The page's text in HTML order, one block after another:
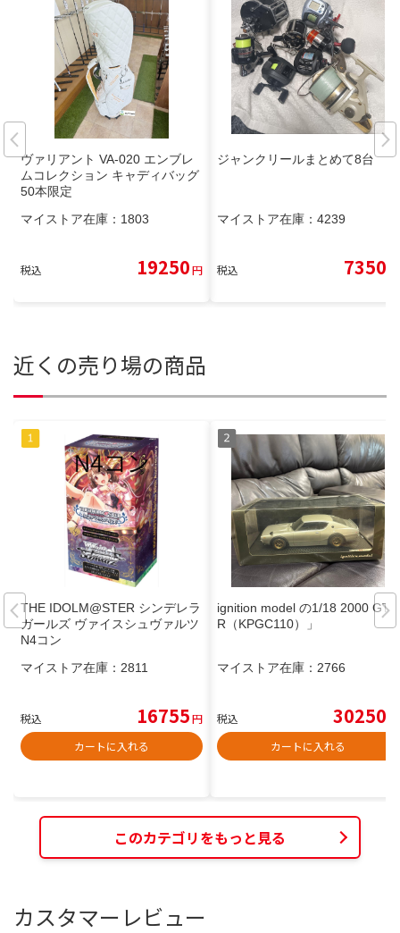
ヴァリアント VA-020 エンブレ
ムコレクション キャディバッグ
50本限定
マイストア在庫： 1803
税込 19250円
ジャンクリールまとめて8台
マイストア在庫： 4239
税込 7350
近くの売り場の商品
THE IDOLM@STER シンデレラ
ガールズ ヴァイスシュヴァルツ
N4コン
マイストア在庫： 2811
税込 16755円
カートに入れる
ignition model の1/18 2000 GT-
R（KPGC110）」
マイストア在庫： 2766
税込 30250
カートに入れる
このカテゴリをもっと見る
カスタマーレビュー